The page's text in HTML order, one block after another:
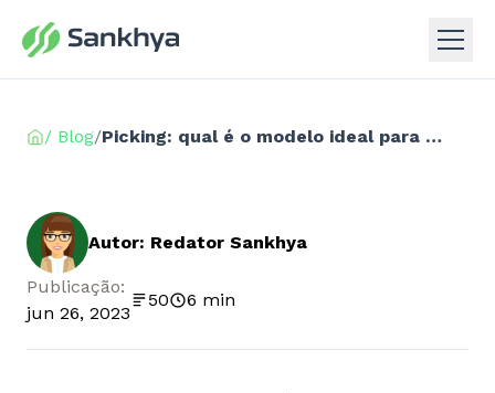
/ Blog/ Picking: qual é o modelo ideal para sua operação
Autor: Redator Sankhya
Publicação:
jun 26, 2023
50 6 min